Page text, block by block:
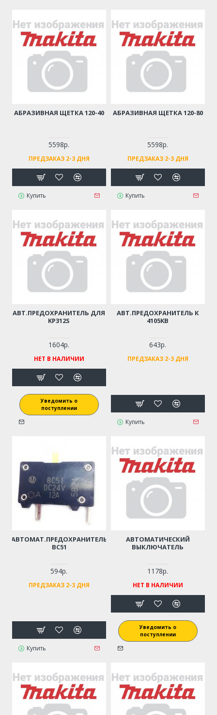
АБРАЗИВНАЯ ЩЕТКА 120-40
5598р.
ПРЕДЗАКАЗ 2-3 ДНЯ
Купить
АБРАЗИВНАЯ ЩЕТКА 120-80
5598р.
ПРЕДЗАКАЗ 2-3 ДНЯ
Купить
АВТ.ПРЕДОХРАНИТЕЛЬ ДЛЯ
KP312S
1604р.
НЕТ В НАЛИЧИИ
Уведомить о
поступлении
АВТ.ПРЕДОХРАНИТЕЛЬ К
4105KB
643р.
ПРЕДЗАКАЗ 2-3 ДНЯ
Купить
АВТОМАТ.ПРЕДОХРАНИТЕЛЬ
BC51
594р.
ПРЕДЗАКАЗ 2-3 ДНЯ
Купить
АВТОМАТИЧЕСКИЙ
ВЫКЛЮЧАТЕЛЬ
1178р.
НЕТ В НАЛИЧИИ
Уведомить о
поступлении